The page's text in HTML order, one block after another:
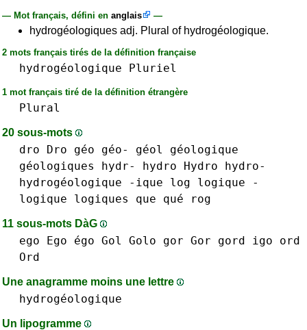
— Mot français, défini en anglais —
hydrogéologiques adj. Plural of hydrogéologique.
2 mots français tirés de la définition française
hydrogéologique Pluriel
1 mot français tiré de la définition étrangère
Plural
20 sous-mots
dro Dro géo géo- géol
géologique
géologiques
hydr-
hydro Hydro hydro-
hydrogéologique
-ique log
logique -
logique
logiques que qué rog
11 sous-mots DàG
ego Ego égo Gol Golo gor Gor gord igo
ord
Ord
Une anagramme moins une lettre
hydrogéologique
Un lipogramme